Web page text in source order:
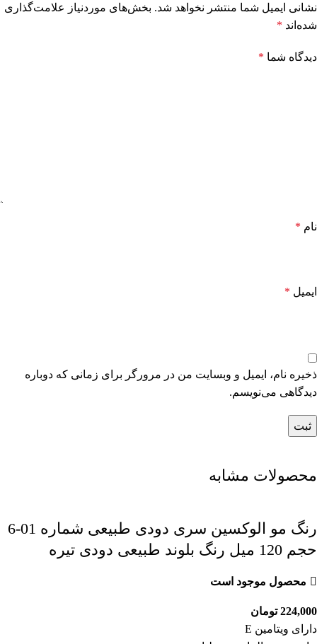
نشانی ایمیل شما منتشر نخواهد شد. بخش‌های موردنیاز علامت‌گذاری
شده‌اند *
دیدگاه شما *
نام *
ایمیل *
ذخیره نام، ایمیل و وبسایت من در مرورگر برای زمانی که دوباره
دیدگاهی می‌نویسم.
محصولات مشابه
رنگ مو الوکسین سری دودی طبیعی شماره 01-6
حجم 120 میل رنگ بلوند طبیعی دودی تیره
محصول موجود است
224,000 تومان
دارای ویتامین E